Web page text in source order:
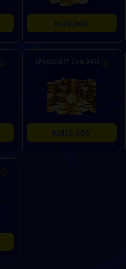
Ks20,000
eFootball™ Coin 3413
Ks110,000